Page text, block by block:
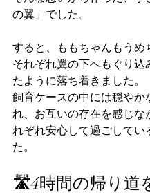
の翼」でした。
すると、ももちゃんもうめ
それぞれ翼の下へもぐり込
たように落ち着きました。
飼育ケースの中には穏やか
れ、お互いの存在を感じな
れぞれ安心して過ごしてい
た。
🛣️4時間の帰り道